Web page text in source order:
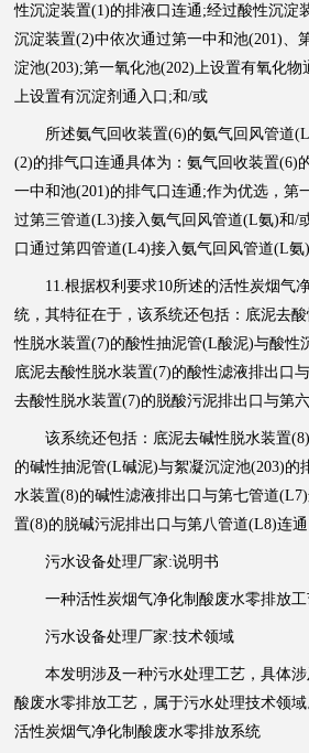
性沉淀装置(1)的排液口连通;经过酸性沉淀
沉淀装置(2)中依次通过第一中和池(201)、
淀池(203);第一氧化池(202)上设置有氧化物
上设置有沉淀剂通入口;和/或
所述氨气回收装置(6)的氨气回风管道(L
(2)的排气口连通具体为：氨气回收装置(6)
一中和池(201)的排气口连通;作为优选，第
过第三管道(L3)接入氨气回风管道(L氨)和/
口通过第四管道(L4)接入氨气回风管道(L氨)
11.根据权利要求10所述的活性炭烟气
统，其特征在于，该系统还包括：底泥去
性脱水装置(7)的酸性抽泥管(L酸泥)与酸性
底泥去酸性脱水装置(7)的酸性滤液排出口
去酸性脱水装置(7)的脱酸污泥排出口与第
该系统还包括：底泥去碱性脱水装置
的碱性抽泥管(L碱泥)与絮凝沉淀池(203)的
水装置(8)的碱性滤液排出口与第七管道
置(8)的脱碱污泥排出口与第八管道(L8)连通
污水设备处理厂家:说明书
一种活性炭烟气净化制酸废水零排放工
污水设备处理厂家:技术领域
本发明涉及一种污水处理工艺，具体涉
酸废水零排放工艺，属于污水处理技术领
活性炭烟气净化制酸废水零排放系统